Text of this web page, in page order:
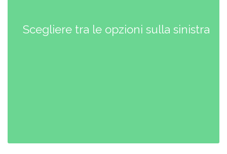
Scegliere tra le opzioni sulla sinistra